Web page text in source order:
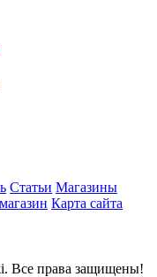
Статьи Магазины
Карта сайта
Все права защищены!